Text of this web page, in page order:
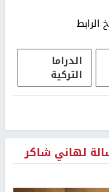
الرابط
الدراما
التركية
لهاني شاكر